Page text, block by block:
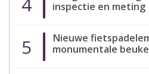
inspectie en meting
5
Nieuwe
monumentale